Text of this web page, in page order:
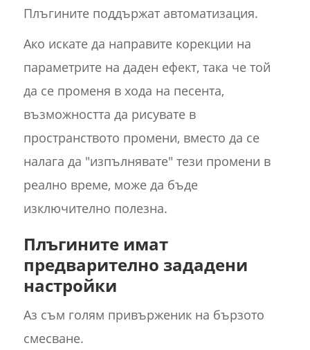
Плъгините поддържат автоматизация.
Ако искате да направите корекции на
параметрите на даден ефект, така че той
да се променя в хода на песента,
възможността да рисувате в
пространството промени, вместо да се
налага да "изпълнявате" тези промени в
реално време, може да бъде
изключително полезна.
Плъгините имат
предварително зададени
настройки
Аз съм голям привърженик на бързото
смесване.